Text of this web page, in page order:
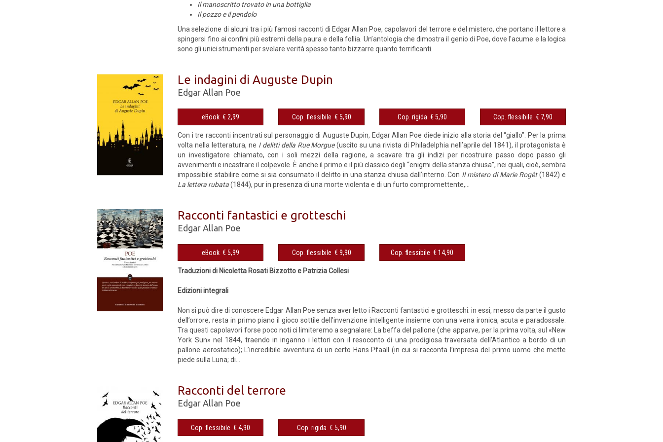
Il manoscritto trovato in una bottiglia
Il pozzo e il pendolo
Una selezione di alcuni tra i più famosi racconti di Edgar Allan Poe, capolavori del terrore e del mistero, che portano il lettore a
spingersi fino ai confini più estremi della paura e della follia. Un’antologia che dimostra il genio di Poe, dove l'acume e la logica
sono gli unici strumenti per svelare verità spesso tanto bizzarre quanto terrificanti.
Le indagini di Auguste Dupin
Edgar Allan Poe
eBook € 2,99 Cop. flessibile € 5,90 Cop. rigida € 5,90 Cop. flessibile € 7,90
Con i tre racconti incentrati sul personaggio di Auguste Dupin, Edgar Allan Poe diede inizio alla storia del “giallo”. Per la prima
volta nella letteratura, ne I delitti della Rue Morgue(uscito su una rivista di Philadelphia nell’aprile del 1841), il protagonista è
un investigatore chiamato, con i soli mezzi della ragione, a scavare tra gli indizi per ricostruire passo dopo passo gli
avvenimenti e incastrare il colpevole. È anche il primo e il più classico degli “enigmi della stanza chiusa”, nei quali, cioè, sembra
impossibile stabilire come si sia consumato il delitto in una stanza chiusa dall’interno. Con Il mistero di Marie Rogêt(1842) e
La lettera rubata(1844), pur in presenza di una morte violenta e di un furto compromettente,...
Racconti fantastici e grotteschi
Edgar Allan Poe
eBook € 5,99 Cop. flessibile € 9,90 Cop. flessibile € 14,90
Traduzioni di Nicoletta Rosati Bizzotto e Patrizia Collesi
Edizioni integrali
Non si può dire di conoscere Edgar Allan Poe senza aver letto i Racconti fantastici e grotteschi: in essi, messo da parte il gusto
dell’orrore, resta in primo piano il gioco sottile dell’invenzione intelligente insieme con una vena ironica, acuta e paradossale.
Tra questi capolavori forse poco noti ci limiteremo a segnalare: La beffa del pallone (che apparve, per la prima volta, sul «New
York Sun» nel 1844, traendo in inganno i lettori con il resoconto di una prodigiosa traversata dell’Atlantico a bordo di un
pallone aerostatico); L’incredibile avven­tura di un certo Hans Pfaall (in cui si racconta l’impresa del primo uomo che mette
piede sulla Luna; di...
Racconti del terrore
Edgar Allan Poe
Cop. flessibile € 4,90 Cop. rigida € 5,90